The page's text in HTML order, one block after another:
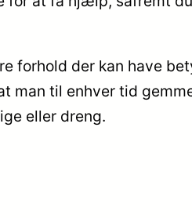
forhold der kan have
til enhver tid
eller dreng.